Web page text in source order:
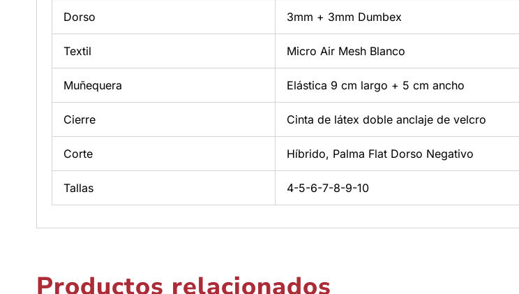
Dorso 3mm + 3mm Dumbex
Textil Micro Air Mesh Blanco
Muñequera Elástica 9 cm largo + 5 cm ancho
Cierre Cinta de látex doble anclaje de velcro
Corte Híbrido, Palma Flat Dorso Negativo
Tallas 4-5-6-7-8-9-10
Productos relacionados